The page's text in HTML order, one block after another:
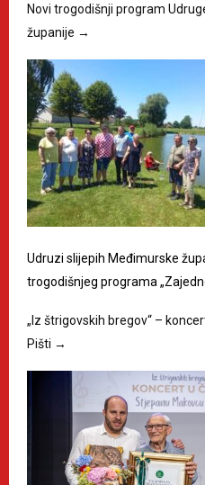
Novi trogodišnji program
županije →
Udruzi slijepih Međimurske
trogodišnjeg programa
„Iz štrigovskih bregov“ –
Pišti →